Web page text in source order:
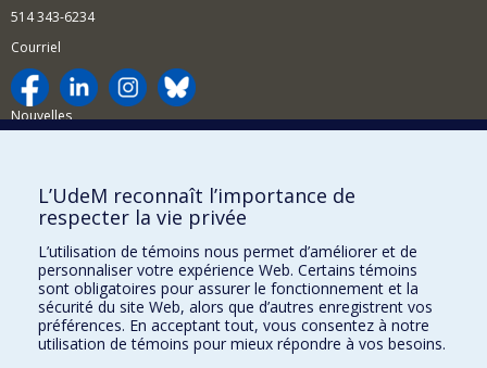
514 343-6234
Courriel
Nouvelles
Comment soutenir le Département?
BESOIN D'AIDE?
Plan du site
Signaler une erreur
Accessibilité
FACULTÉ DES ARTS ET DES SCIENCES
L’UdeM reconnaît l’importance de
respecter la vie privée
L’utilisation de témoins nous permet d’améliorer et de
personnaliser votre expérience Web. Certains témoins
sont obligatoires pour assurer le fonctionnement et la
sécurité du site Web, alors que d’autres enregistrent vos
préférences. En acceptant tout, vous consentez à notre
utilisation de témoins pour mieux répondre à vos besoins.